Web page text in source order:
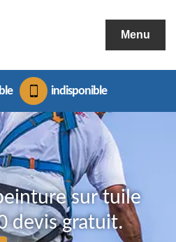
Menu
indisponible
sur tuile
devis gratuit.